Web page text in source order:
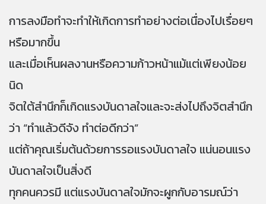
การลงมือทำจะทำให้เกิดการทำอย่างต่อเนื่องไปเรื่อยๆ
หรือมากขึ้น
และเมื่อเห็นผลงานหรือความก้าวหน้าแม้แต่เพียงน้อย
นิด
จิตใต้สำนึกก็เกิดแรงบันดาลใจและจะส่งไปถึงจิตสำนึก
ว่า “ทำแล้วดีจัง ทำต่อดีกว่า”
แต่ถ้าคุณเริ่มต้นด้วยการรอแรงบันดาลใจ แน่นอนแรง
บันดาลใจเป็นสิ่งดี
ทุกคนควรมี แต่แรงบันดาลใจมักจะผูกกับอารมณ์ว่า